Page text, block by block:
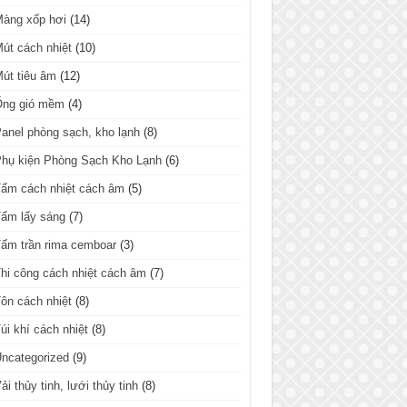
xốp hơi (14)
cách nhiệt (10)
tiêu âm (12)
gió mềm (4)
phòng sạch, kho lạnh (8)
kiện Phòng Sạch Kho Lạnh (6)
cách nhiệt cách âm (5)
lấy sáng (7)
trần rima cemboar (3)
công cách nhiệt cách âm (7)
cách nhiệt (8)
khí cách nhiệt (8)
(9)
thủy tinh, lưới thủy tinh (8)